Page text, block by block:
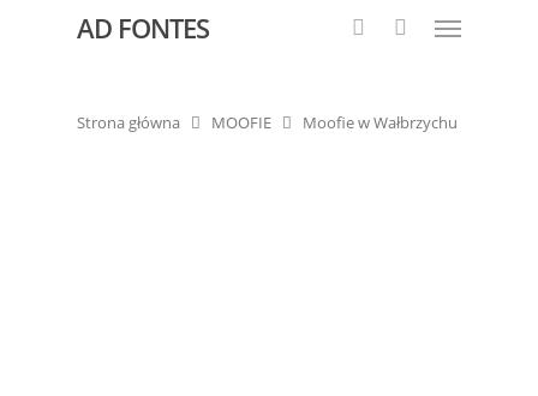
AD FONTES
Strona główna MOOFIE Moofie w Wałbrzychu